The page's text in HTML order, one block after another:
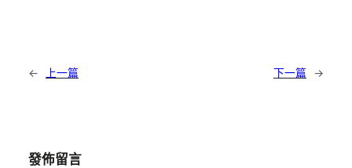
← 上一篇 下一篇 →
發佈留言